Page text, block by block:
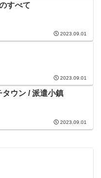
すべて
2023.09.01
2023.09.01
タウン / 派遣小鎮
2023.09.01